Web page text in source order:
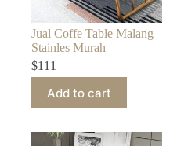
Jual Coffe Table Malang
Stainles Murah
$111
Add to cart